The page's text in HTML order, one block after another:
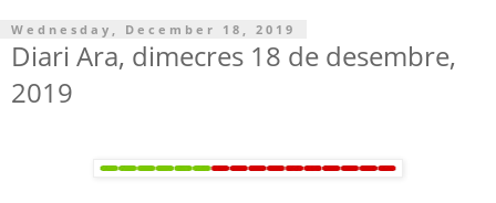
Wednesday, December 18, 2019
Diari Ara, dimecres 18 de desembre,
2019